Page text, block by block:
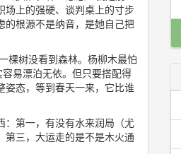
场上的强硬、谈判桌上的寸步
的根源不是纳音，是她自己把
棵树没看到森林。杨柳木最怕
易漂泊无依。但只要搭配得
姿态，等到春天一来，它比谁
：第一，有没有水来润局（尤
三，大运走的是不是木火通